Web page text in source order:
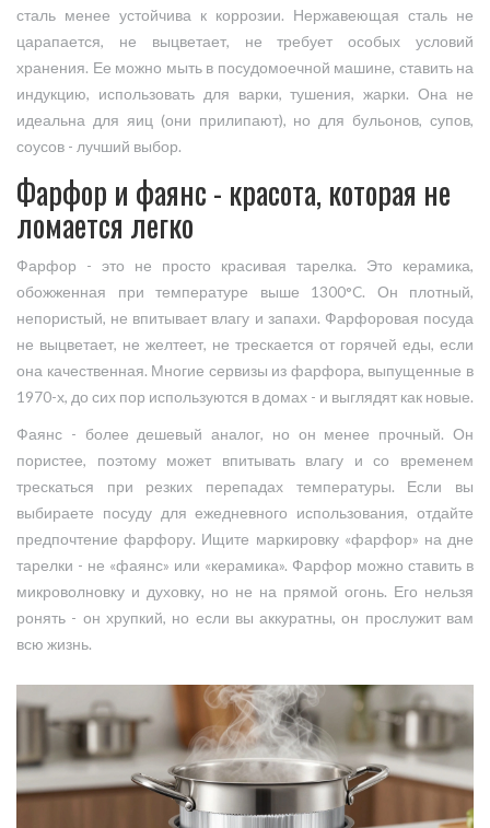
сталь менее устойчива к коррозии. Нержавеющая сталь не
царапается, не выцветает, не требует особых условий
хранения. Ее можно мыть в посудомоечной машине, ставить на
индукцию, использовать для варки, тушения, жарки. Она не
идеальна для яиц (они прилипают), но для бульонов, супов,
соусов - лучший выбор.
Фарфор и фаянс - красота, которая не
ломается легко
Фарфор - это не просто красивая тарелка. Это керамика,
обожженная при температуре выше 1300°C. Он плотный,
непористый, не впитывает влагу и запахи. Фарфоровая посуда
не выцветает, не желтеет, не трескается от горячей еды, если
она качественная. Многие сервизы из фарфора, выпущенные в
1970-х, до сих пор используются в домах - и выглядят как новые.
Фаянс - более дешевый аналог, но он менее прочный. Он
пористее, поэтому может впитывать влагу и со временем
трескаться при резких перепадах температуры. Если вы
выбираете посуду для ежедневного использования, отдайте
предпочтение фарфору. Ищите маркировку «фарфор» на дне
тарелки - не «фаянс» или «керамика». Фарфор можно ставить в
микроволновку и духовку, но не на прямой огонь. Его нельзя
ронять - он хрупкий, но если вы аккуратны, он прослужит вам
всю жизнь.